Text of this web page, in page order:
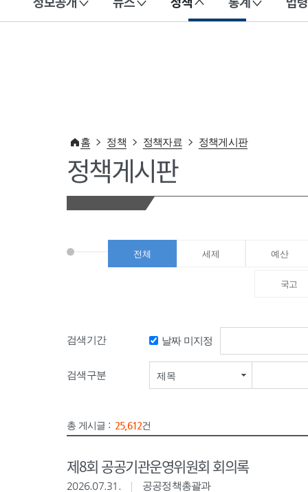
이 누리집은 대한민국 공식 전자정부 누리집입니다.
홈 정책 정책자료 정책게시판
정책게시판
전체 세제 예산
국고
검색기간 날짜 미지정
검색구분 제목
총 게시글 : 25,612건
제8회 공공기관운영위원회 회의록
2026.07.31. 공공정책총괄과